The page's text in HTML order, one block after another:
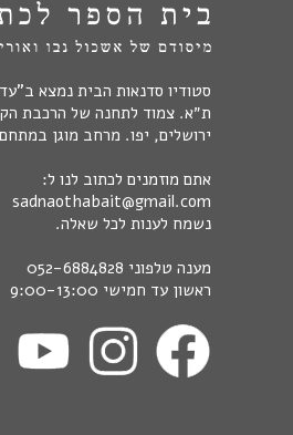
ת״א. צמוד לתחנה של הרכבת
ירושלים, יפו. מרחב מוגן
אתם מוזמנים לכתוב לנו ל:
sadnaothabait@gmail.com
נשמח לענות לכל שאלה.
מענה טלפוני 052-6884828
ראשון עד חמישי 9:00-13:00